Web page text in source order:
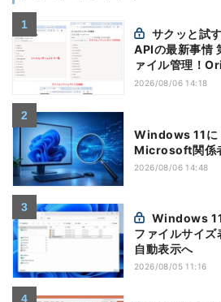
APIの最新事情
ァイル管理！
Systemを活用
2026/08/06 14:18
Windows 11に
Microsoft関係
2026/08/06 14:48
ファイルサイ
自動表示へ
2026/08/05 11:16